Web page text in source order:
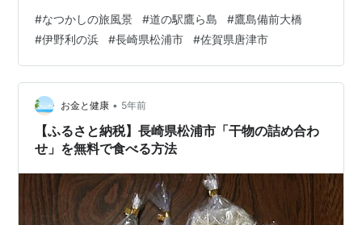
#なつかしの旅風景 #道の駅鷹ら島 #鷹島備前大橋
#伊野利の浜 #長崎県松浦市 #佐賀県唐津市
お金と健康 • 5年前
【ふるさと納税】長崎県松浦市「干物の詰め合わ
せ」を無料で食べる方法